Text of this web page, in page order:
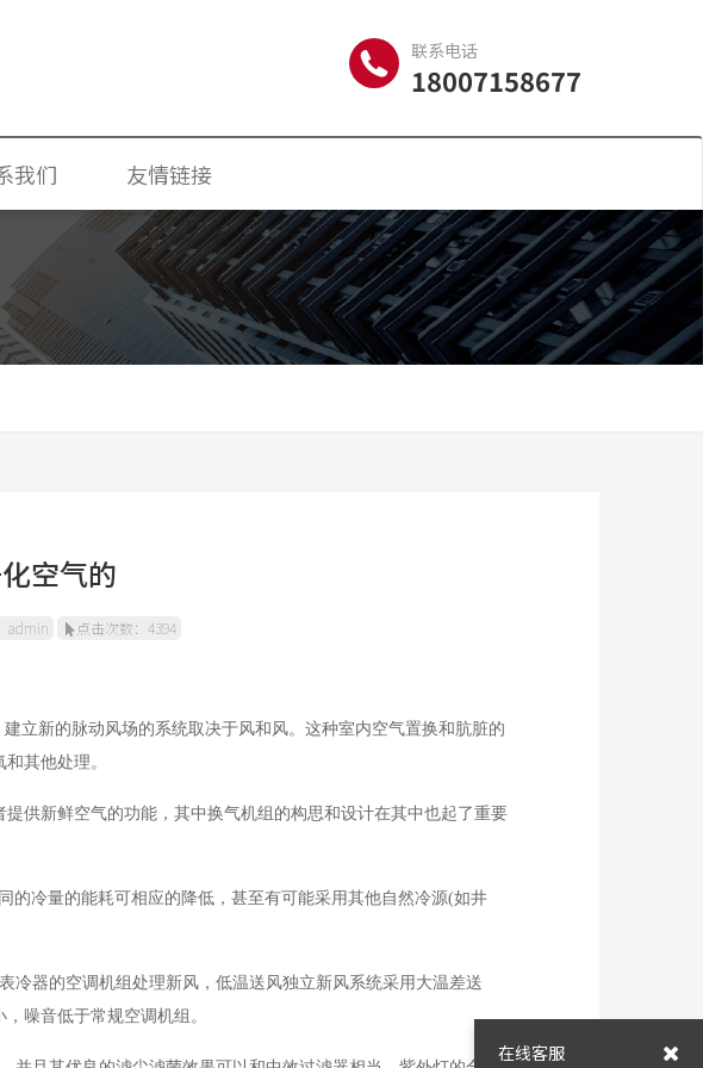
联系电话
18007158677
我们 友情链接
空气的
admin 点击次数：4394
新的脉动风场的系统取决于风和风。这种室内空气置换和肮脏的
其他处理。
新鲜空气的功能，其中换气机组的构思和设计在其中也起了重要
冷量的能耗可相应的降低，甚至有可能采用其他自然冷源(如井
器的空调机组处理新风，低温送风独立新风系统采用大温差送
噪音低于常规空调机组。
在线客服